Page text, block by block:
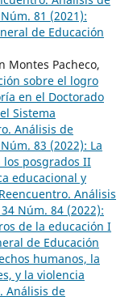
81 (2021):
de Educación
Montes Pacheco,
sobre el logro
en el Doctorado
Sistema
Análisis de
83 (2022): La
los posgrados II
educacional y
Reencuentro. Análisis
Núm. 84 (2022):
de la educación I
de Educación
humanos, la
y la violencia
Análisis de